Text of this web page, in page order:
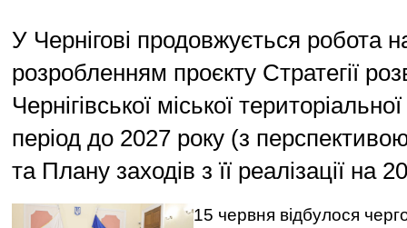
У Чернігові продовжується робота
розробленням проєкту Стратегії
Чернігівської міської
період до 2027 року (з
та Плану заходів з її реалізації на
15 червня відбулося